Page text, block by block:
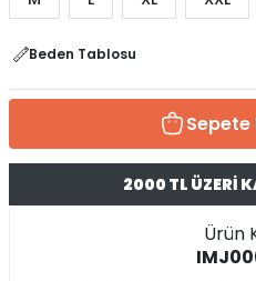
Beden Tablosu
Sepete
2000 TL ÜZERİ
Ürün